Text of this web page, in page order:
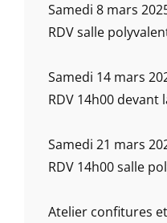
Samedi 8 mars
RDV salle
Samedi 14 mars
RDV 14h00 devant
Samedi 21 mars
RDV 14h00 salle
Atelier confitures